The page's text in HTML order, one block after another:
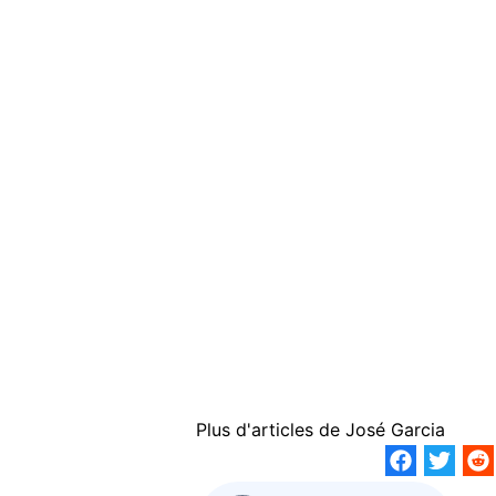
Plus d'articles de José Garcia